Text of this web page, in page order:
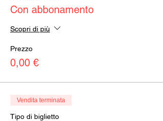
Con abbonamento
Scopri di più
Prezzo
0,00 €
Vendita terminata
Tipo di biglietto